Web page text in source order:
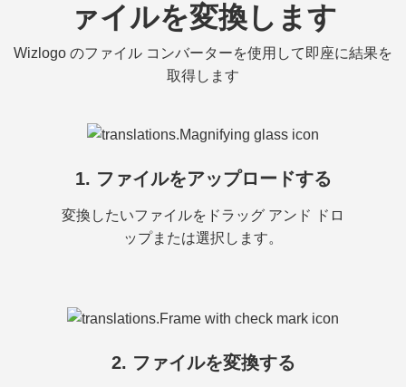
ァイルを変換します
Wizlogo のファイル コンバーターを使用して即座に結果を
取得します
1. ファイルをアップロードする
変換したいファイルをドラッグ アンド ドロ
ップまたは選択します。
2. ファイルを変換する